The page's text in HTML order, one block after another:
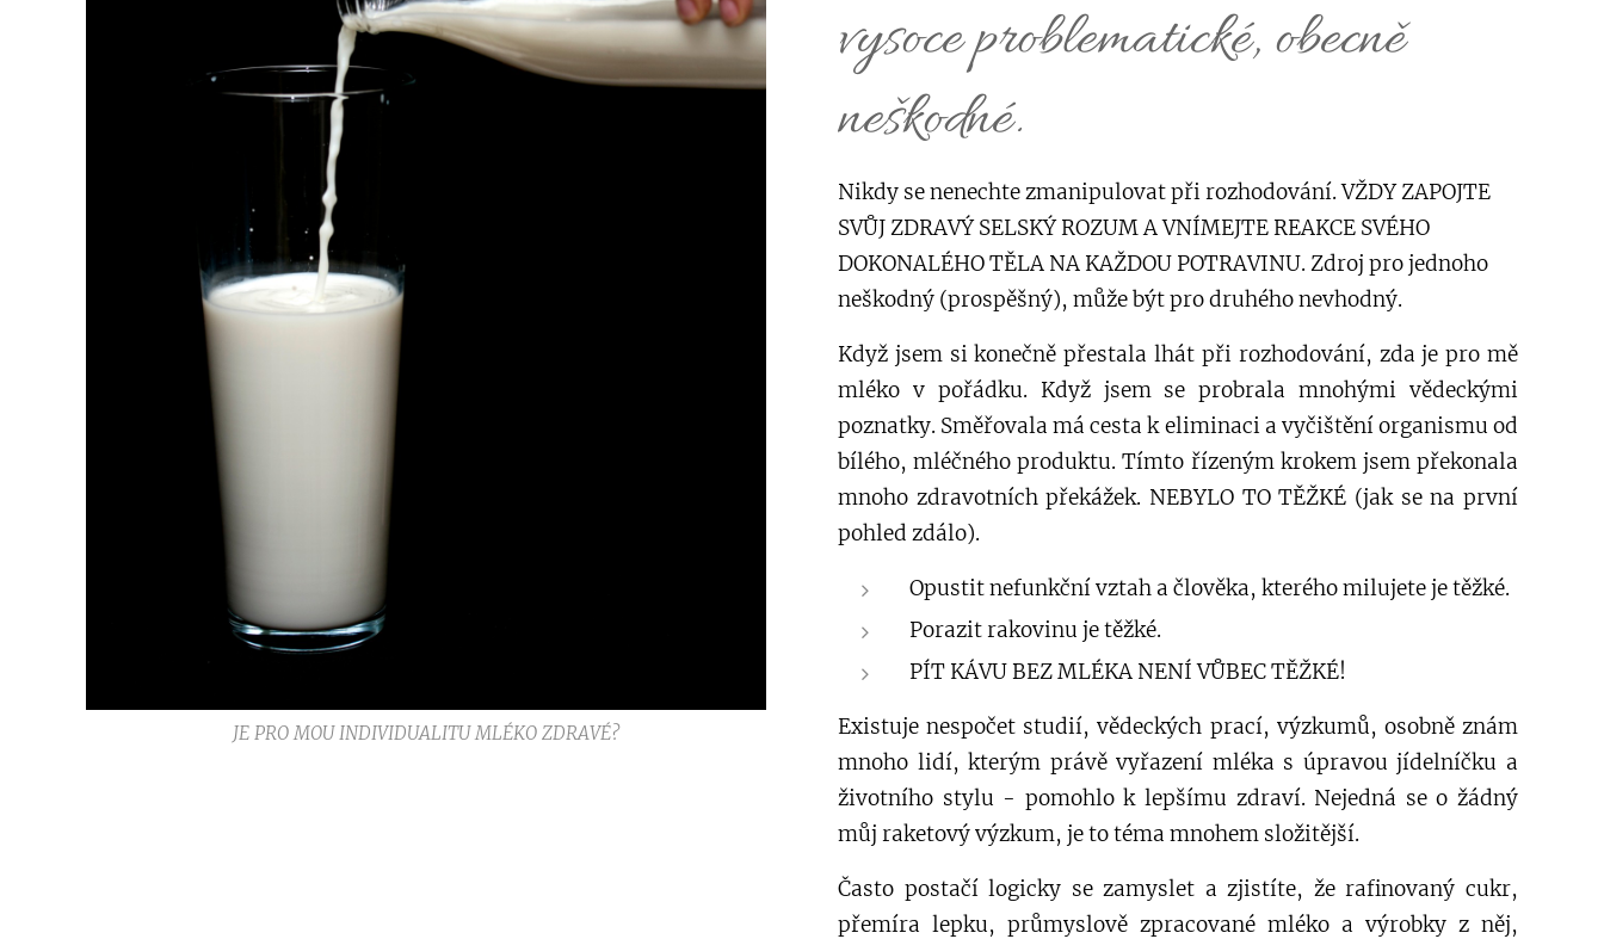
JE PRO MOU INDIVIDUALITU MLÉKO ZDRAVÉ?
vysoce problematické, obecně
neškodné.
Nikdy se nenechte zmanipulovat při rozhodování. VŽDY ZAPOJTE
SVŮJ ZDRAVÝ SELSKÝ ROZUM A VNÍMEJTE REAKCE SVÉHO
DOKONALÉHO TĚLA NA KAŽDOU POTRAVINU. Zdroj pro jednoho
neškodný (prospěšný), může být pro druhého nevhodný.
Když jsem si konečně přestala lhát při rozhodování, zda je pro mě
mléko v pořádku. Když jsem se probrala mnohými vědeckými
poznatky. Směřovala má cesta k eliminaci a vyčištění organismu od
bílého, mléčného produktu. Tímto řízeným krokem jsem překonala
mnoho zdravotních překážek. NEBYLO TO TĚŽKÉ (jak se na první
pohled zdálo).
Opustit nefunkční vztah a člověka, kterého milujete je těžké.
Porazit rakovinu je těžké.
PÍT KÁVU BEZ MLÉKA NENÍ VŮBEC TĚŽKÉ!
Existuje nespočet studií, vědeckých prací, výzkumů, osobně znám
mnoho lidí, kterým právě vyřazení mléka s úpravou jídelníčku a
životního stylu - pomohlo k lepšímu zdraví. Nejedná se o žádný
můj raketový výzkum, je to téma mnohem složitější.
Často postačí logicky se zamyslet a zjistíte, že rafinovaný cukr,
přemíra lepku, průmyslově zpracované mléko a výrobky z něj,